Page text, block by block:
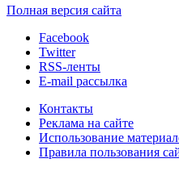
Полная версия сайта
Facebook
Twitter
RSS-ленты
E-mail рассылка
Контакты
Реклама на сайте
Использование
Правила пользования